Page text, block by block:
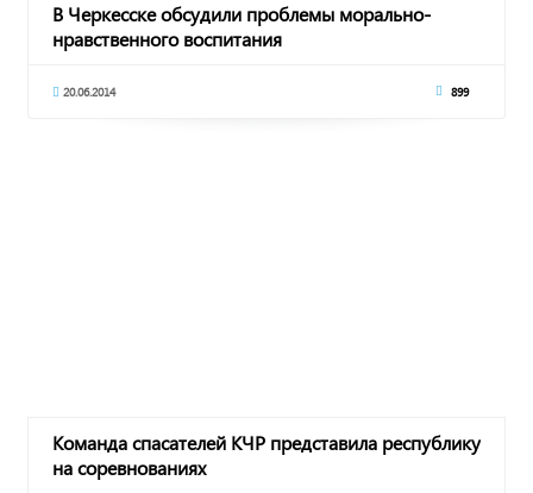
В Черкесске обсудили проблемы морально-
нравственного воспитания
20.06.2014 899
Команда спасателей КЧР представила республику
на соревнованиях